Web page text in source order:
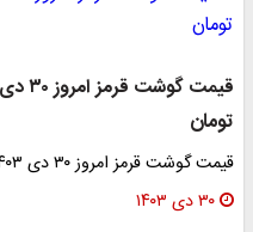
تومان
قیمت گوشت قرمز امروز ۳۰ دی ۱۴۰۳ اعلام شد.
۳۰ دی ۱۴۰۳